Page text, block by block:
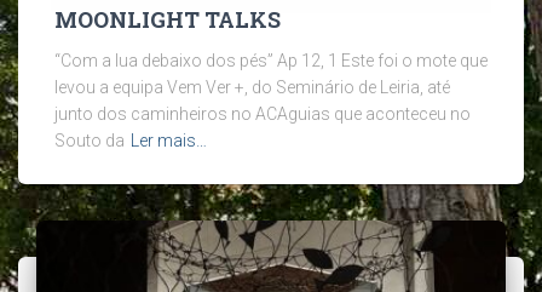
MOONLIGHT TALKS
“Com a lua debaixo dos pés” Ap 12, 1 Este foi o mote que
levou a equipa Vem Ver +, do Seminário de Leiria, até
junto dos caminheiros no ACAguias que aconteceu no
Souto da
Ler mais…